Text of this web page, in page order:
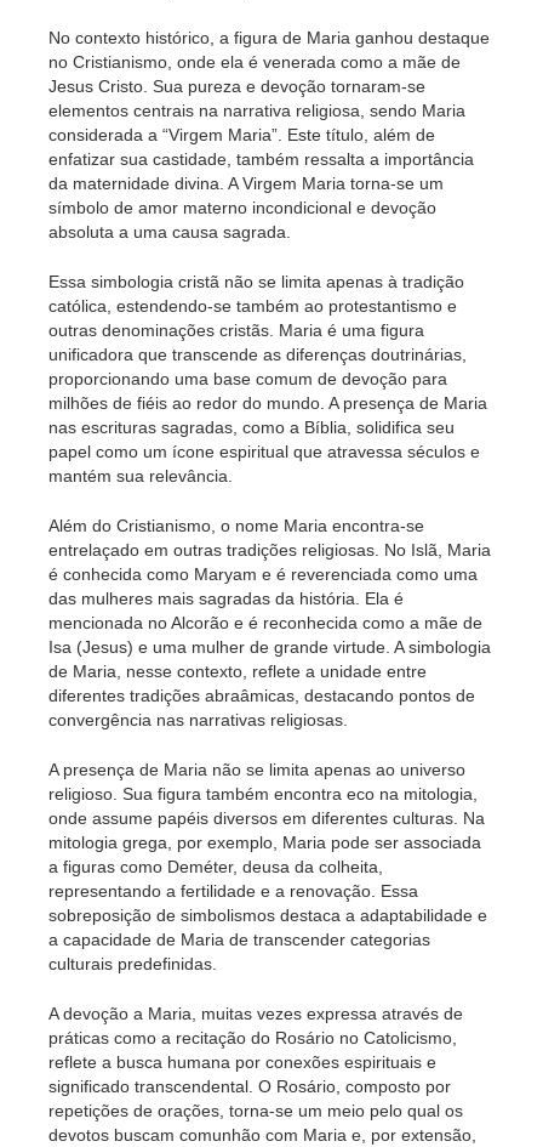
No contexto histórico, a figura de Maria ganhou destaque
no Cristianismo, onde ela é venerada como a mãe de
Jesus Cristo. Sua pureza e devoção tornaram-se
elementos centrais na narrativa religiosa, sendo Maria
considerada a “Virgem Maria”. Este título, além de
enfatizar sua castidade, também ressalta a importância
da maternidade divina. A Virgem Maria torna-se um
símbolo de amor materno incondicional e devoção
absoluta a uma causa sagrada.
Essa simbologia cristã não se limita apenas à tradição
católica, estendendo-se também ao protestantismo e
outras denominações cristãs. Maria é uma figura
unificadora que transcende as diferenças doutrinárias,
proporcionando uma base comum de devoção para
milhões de fiéis ao redor do mundo. A presença de Maria
nas escrituras sagradas, como a Bíblia, solidifica seu
papel como um ícone espiritual que atravessa séculos e
mantém sua relevância.
Além do Cristianismo, o nome Maria encontra-se
entrelaçado em outras tradições religiosas. No Islã, Maria
é conhecida como Maryam e é reverenciada como uma
das mulheres mais sagradas da história. Ela é
mencionada no Alcorão e é reconhecida como a mãe de
Isa (Jesus) e uma mulher de grande virtude. A simbologia
de Maria, nesse contexto, reflete a unidade entre
diferentes tradições abraâmicas, destacando pontos de
convergência nas narrativas religiosas.
A presença de Maria não se limita apenas ao universo
religioso. Sua figura também encontra eco na mitologia,
onde assume papéis diversos em diferentes culturas. Na
mitologia grega, por exemplo, Maria pode ser associada
a figuras como Deméter, deusa da colheita,
representando a fertilidade e a renovação. Essa
sobreposição de simbolismos destaca a adaptabilidade e
a capacidade de Maria de transcender categorias
culturais predefinidas.
A devoção a Maria, muitas vezes expressa através de
práticas como a recitação do Rosário no Catolicismo,
reflete a busca humana por conexões espirituais e
significado transcendental. O Rosário, composto por
repetições de orações, torna-se um meio pelo qual os
devotos buscam comunhão com Maria e, por extensão,